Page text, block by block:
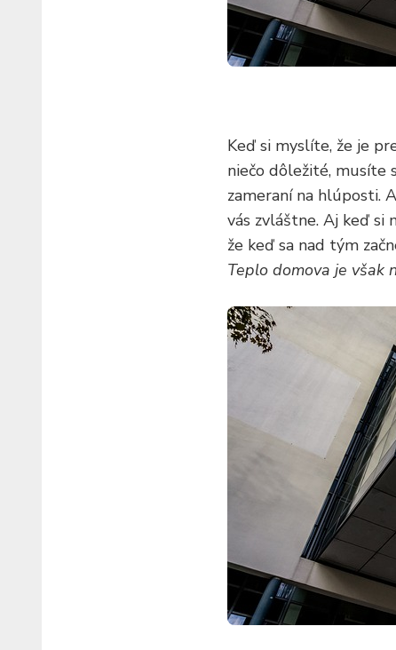
Keď si myslíte, že je
niečo dôležité, musíte
zameraní na hlúposti.
vás zvláštne. Aj keď si
že keď sa nad tým
Teplo domova je však